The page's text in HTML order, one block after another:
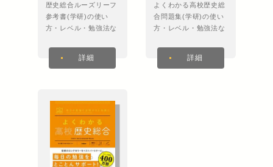
歴史総合ルーズリーフ
参考書(学研)の使い
方・レベル・勉強法な
詳細
よくわかる高校歴史総
合問題集(学研)の使い
方・レベル・勉強法な
詳細